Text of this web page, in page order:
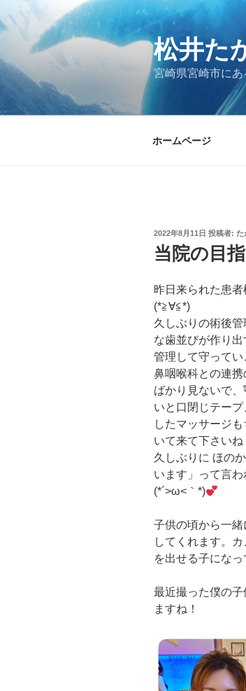
ン
ン
ス
松井た
宮崎県宮崎市に
ホームページ
投
稿
日:
2022年8月11日 投稿者: た
当院の目
昨日来られた患
(*≧∀≦*)⁡
久しぶりの⁡術後
な歯並びが作り
管理して守って
鼻咽喉科との連
ばかり見ないで
いと口閉じテー
したマッサージ
いて来て下さいね
久しぶりに ほの
います」って言わ
(*´>ω<｀*)
子供の頃から一
してくれます。
を出せる子にな
最近撮った僕の
ますね！